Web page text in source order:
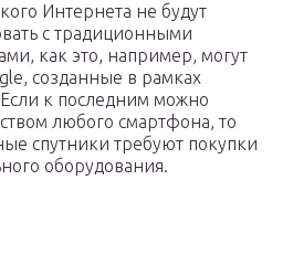
Интернета не будут
с традиционными
как это, например, могут
созданные в рамках
к последним можно
любого смартфона, то
спутники требуют покупки
оборудования.